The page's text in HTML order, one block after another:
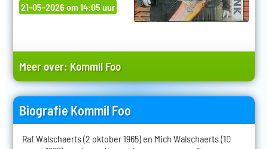
21-05-2026 om 14:05 uur
Meer over: Kommil Foo
Biografie Kommil Foo
Raf Walschaerts (2 oktober 1965) en Mich Walschaerts (10